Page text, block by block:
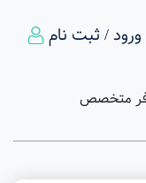
ورود / ثبت نام
فر متخصص